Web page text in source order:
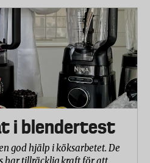
i blendertest
god hjälp i köksarbetet. De